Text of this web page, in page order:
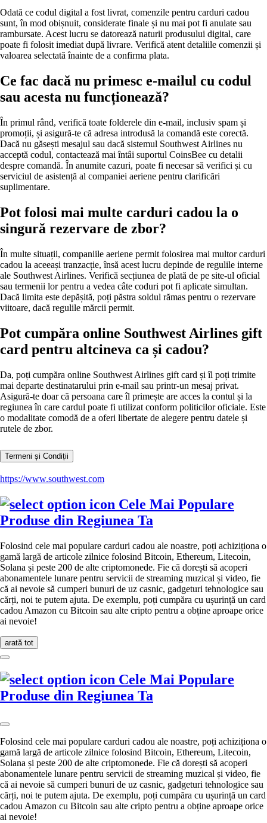
Odată ce codul digital a fost livrat, comenzile pentru carduri cadou
sunt, în mod obișnuit, considerate finale și nu mai pot fi anulate sau
rambursate. Acest lucru se datorează naturii produsului digital, care
poate fi folosit imediat după livrare. Verifică atent detaliile comenzii și
valoarea selectată înainte de a confirma plata.
Ce fac dacă nu primesc e-mailul cu codul
sau acesta nu funcționează?
În primul rând, verifică toate folderele din e-mail, inclusiv spam și
promoții, și asigură-te că adresa introdusă la comandă este corectă.
Dacă nu găsești mesajul sau dacă sistemul Southwest Airlines nu
acceptă codul, contactează mai întâi suportul CoinsBee cu detalii
despre comandă. În anumite cazuri, poate fi necesar să verifici și cu
serviciul de asistență al companiei aeriene pentru clarificări
suplimentare.
Pot folosi mai multe carduri cadou la o
singură rezervare de zbor?
În multe situații, companiile aeriene permit folosirea mai multor carduri
cadou la aceeași tranzacție, însă acest lucru depinde de regulile interne
ale Southwest Airlines. Verifică secțiunea de plată de pe site-ul oficial
sau termenii lor pentru a vedea câte coduri pot fi aplicate simultan.
Dacă limita este depășită, poți păstra soldul rămas pentru o rezervare
viitoare, dacă regulile mărcii permit.
Pot cumpăra online Southwest Airlines gift
card pentru altcineva ca și cadou?
Da, poți cumpăra online Southwest Airlines gift card și îl poți trimite
mai departe destinatarului prin e-mail sau printr-un mesaj privat.
Asigură-te doar că persoana care îl primește are acces la contul și la
regiunea în care cardul poate fi utilizat conform politicilor oficiale. Este
o modalitate comodă de a oferi libertate de alegere pentru datele și
rutele de zbor.
Termeni și Condiții
https://www.southwest.com
Cele Mai Populare
Produse din Regiunea Ta
Folosind cele mai populare carduri cadou ale noastre, poți achiziționa o
gamă largă de articole zilnice folosind Bitcoin, Ethereum, Litecoin,
Solana și peste 200 de alte criptomonede. Fie că dorești să acoperi
abonamentele lunare pentru servicii de streaming muzical și video, fie
că ai nevoie să cumperi bunuri de uz casnic, gadgeturi tehnologice sau
cărți, noi te putem ajuta. De exemplu, poți cumpăra cu ușurință un card
cadou Amazon cu Bitcoin sau alte cripto pentru a obține aproape orice
ai nevoie!
arată tot
Cele Mai Populare
Produse din Regiunea Ta
Folosind cele mai populare carduri cadou ale noastre, poți achiziționa o
gamă largă de articole zilnice folosind Bitcoin, Ethereum, Litecoin,
Solana și peste 200 de alte criptomonede. Fie că dorești să acoperi
abonamentele lunare pentru servicii de streaming muzical și video, fie
că ai nevoie să cumperi bunuri de uz casnic, gadgeturi tehnologice sau
cărți, noi te putem ajuta. De exemplu, poți cumpăra cu ușurință un card
cadou Amazon cu Bitcoin sau alte cripto pentru a obține aproape orice
ai nevoie!